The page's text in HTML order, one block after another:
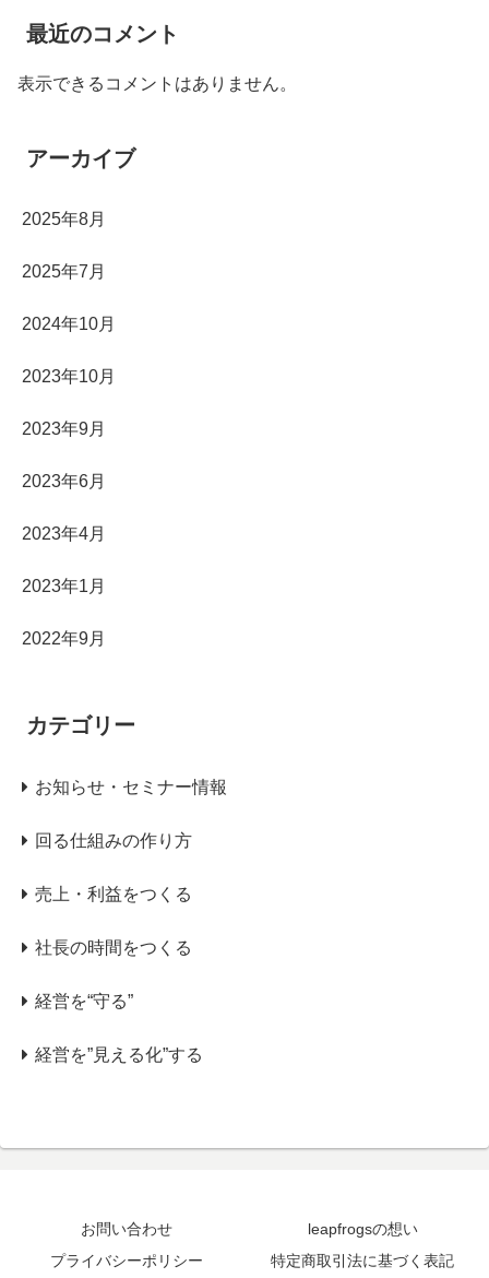
最近のコメント
表示できるコメントはありません。
アーカイブ
2025年8月
2025年7月
2024年10月
2023年10月
2023年9月
2023年6月
2023年4月
2023年1月
2022年9月
カテゴリー
お知らせ・セミナー情報
回る仕組みの作り方
売上・利益をつくる
社長の時間をつくる
経営を“守る”
経営を”見える化”する
お問い合わせ
leapfrogsの想い
プライバシーポリシー
特定商取引法に基づく表記